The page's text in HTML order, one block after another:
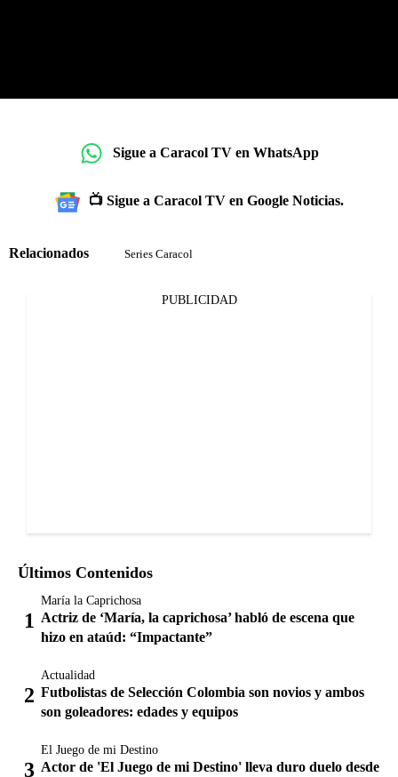
Sigue a Caracol TV en WhatsApp
📺 Sigue a Caracol TV en Google Noticias.
Relacionados Series Caracol
PUBLICIDAD
Últimos Contenidos
María la Caprichosa
Actriz de ‘María, la caprichosa’ habló de escena que
hizo en ataúd: “Impactante”
Actualidad
Futbolistas de Selección Colombia son novios y ambos
son goleadores: edades y equipos
El Juego de mi Destino
Actor de 'El Juego de mi Destino' lleva duro duelo desde